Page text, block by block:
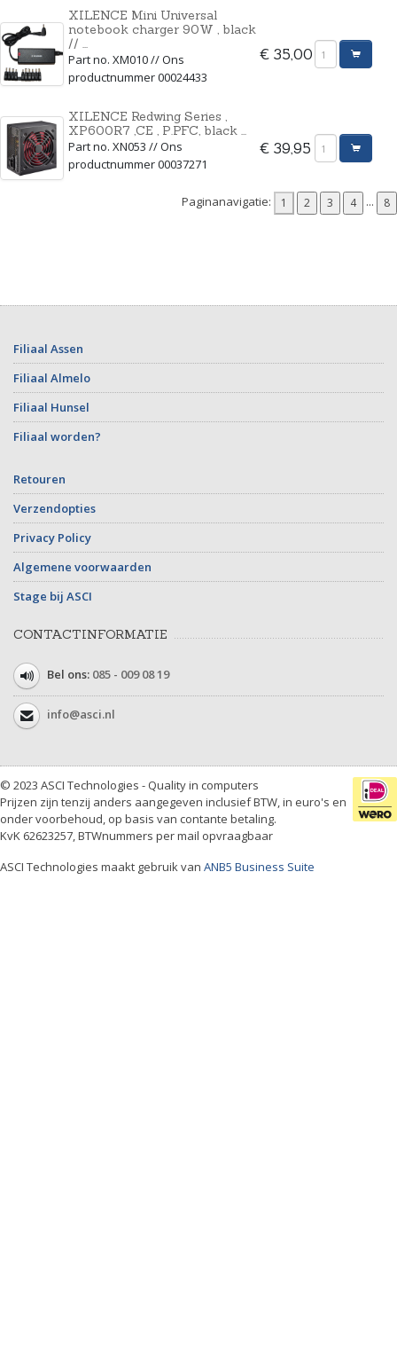
XILENCE Mini Universal
notebook charger 90W , black
// ...
Part no. XM010 // Ons
productnummer 00024433
€ 35,00
XILENCE Redwing Series ,
XP600R7 ,CE , P.PFC, black ...
Part no. XN053 // Ons
productnummer 00037271
€ 39,95
Paginanavigatie: ...
Filiaal Assen
Filiaal Almelo
Filiaal Hunsel
Filiaal worden?
Retouren
Verzendopties
Privacy Policy
Algemene voorwaarden
Stage bij ASCI
CONTACTINFORMATIE
Bel ons: 085 - 009 08 19
info@asci.nl
© 2023 ASCI Technologies - Quality in computers
Prijzen zijn tenzij anders aangegeven inclusief BTW, in euro's en
onder voorbehoud, op basis van contante betaling.
KvK 62623257, BTWnummers per mail opvraagbaar
ASCI Technologies maakt gebruik van ANB5 Business Suite